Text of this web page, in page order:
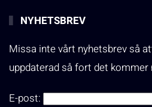
NYHETSBREV
Missa inte vårt nyhetsbrev så
uppdaterad så fort det kommer
E-post: